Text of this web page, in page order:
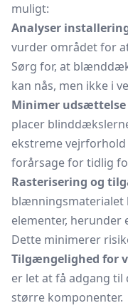
muligt:
Analyser
vurder området for
Sørg for, at
kan nås, men ikke i
Minimer
placer
ekstreme
forårsage for tidlig
Rasterisering og
blænningsmaterialet
elementer, herunder
Dette minimerer
Tilgængelighed for
er let at få adgang
større komponenter.